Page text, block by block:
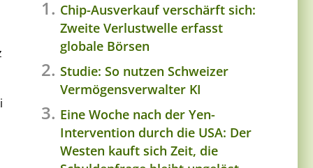
Chip-Ausverkauf verschärft sich:
Zweite Verlustwelle erfasst
globale Börsen
Studie: So nutzen Schweizer
Vermögensverwalter KI
Eine Woche nach der Yen-
Intervention durch die USA: Der
Westen kauft sich Zeit, die